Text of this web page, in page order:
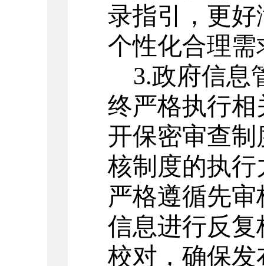
录指引， 更好
个性化合理需
3.政府信息
终严格执行
开保密审查制
核制度的执
严格遵循先
信息进行反复
校对，确保